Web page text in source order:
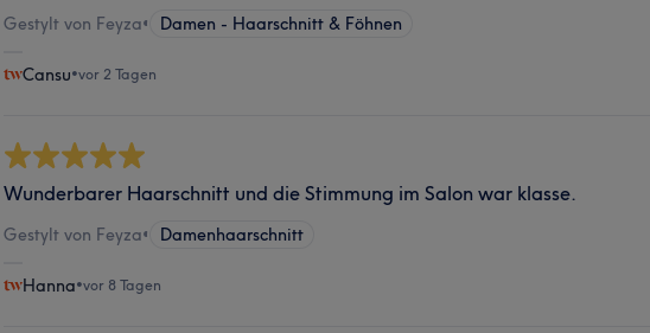
Gestylt von Feyza• Damen - Haarschnitt & Föhnen
Cansu•vor 2 Tagen
Wunderbarer Haarschnitt und die Stimmung im Salon war klasse.
Gestylt von Feyza• Damenhaarschnitt
Hanna•vor 8 Tagen